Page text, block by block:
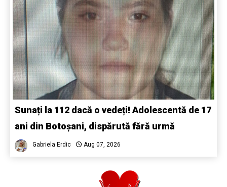
Sunați la 112 dacă o vedeți! Adolescentă de 17
ani din Botoșani, dispărută fără urmă
Gabriela Erdic Aug 07, 2026